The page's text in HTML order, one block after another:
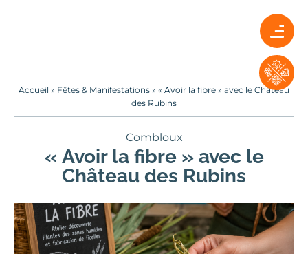
Accueil » Fêtes & Manifestations » « Avoir la fibre » avec le Château
des Rubins
Combloux
« Avoir la fibre » avec le
Château des Rubins